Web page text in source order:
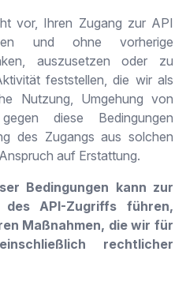
vor, Ihren Zugang zur API
und ohne vorherige
auszusetzen oder zu
feststellen, die wir als
Nutzung, Umgehung von
diese Bedingungen
des Zugangs aus solchen
auf Erstattung.
Bedingungen kann zur
des API-Zugriffs führen,
Maßnahmen, die wir für
rechtlicher